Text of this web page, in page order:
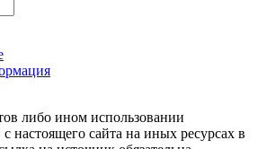
либо ином использовании
настоящего сайта на иных ресурсах в